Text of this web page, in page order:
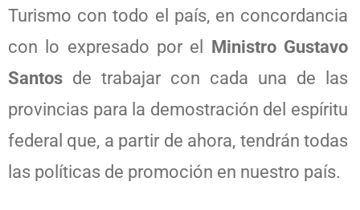
Turismo con todo el país, en concordancia
con lo expresado por el Ministro Gustavo
Santos de trabajar con cada una de las
provincias para la demostración del espíritu
federal que, a partir de ahora, tendrán todas
las políticas de promoción en nuestro país.